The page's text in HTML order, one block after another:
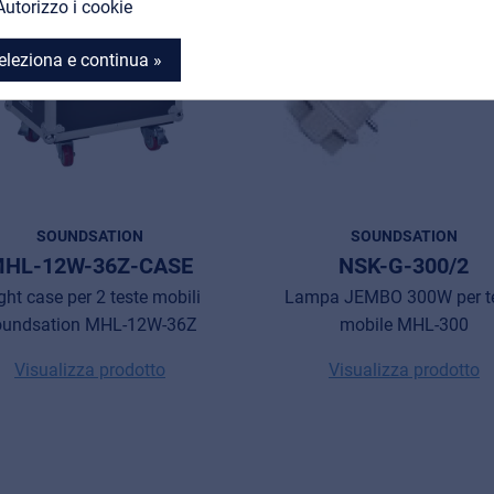
i cookie
e continua »
SOUNDSATION
12W-36Z-CASE
case per 2 teste mobili
MHL-12W-36Z
Visualizza prodotto
SOUNDSATION
NSK-G-300/2
Lampa JEMBO 300W per
mobile MHL-300
Visualizza prodotto